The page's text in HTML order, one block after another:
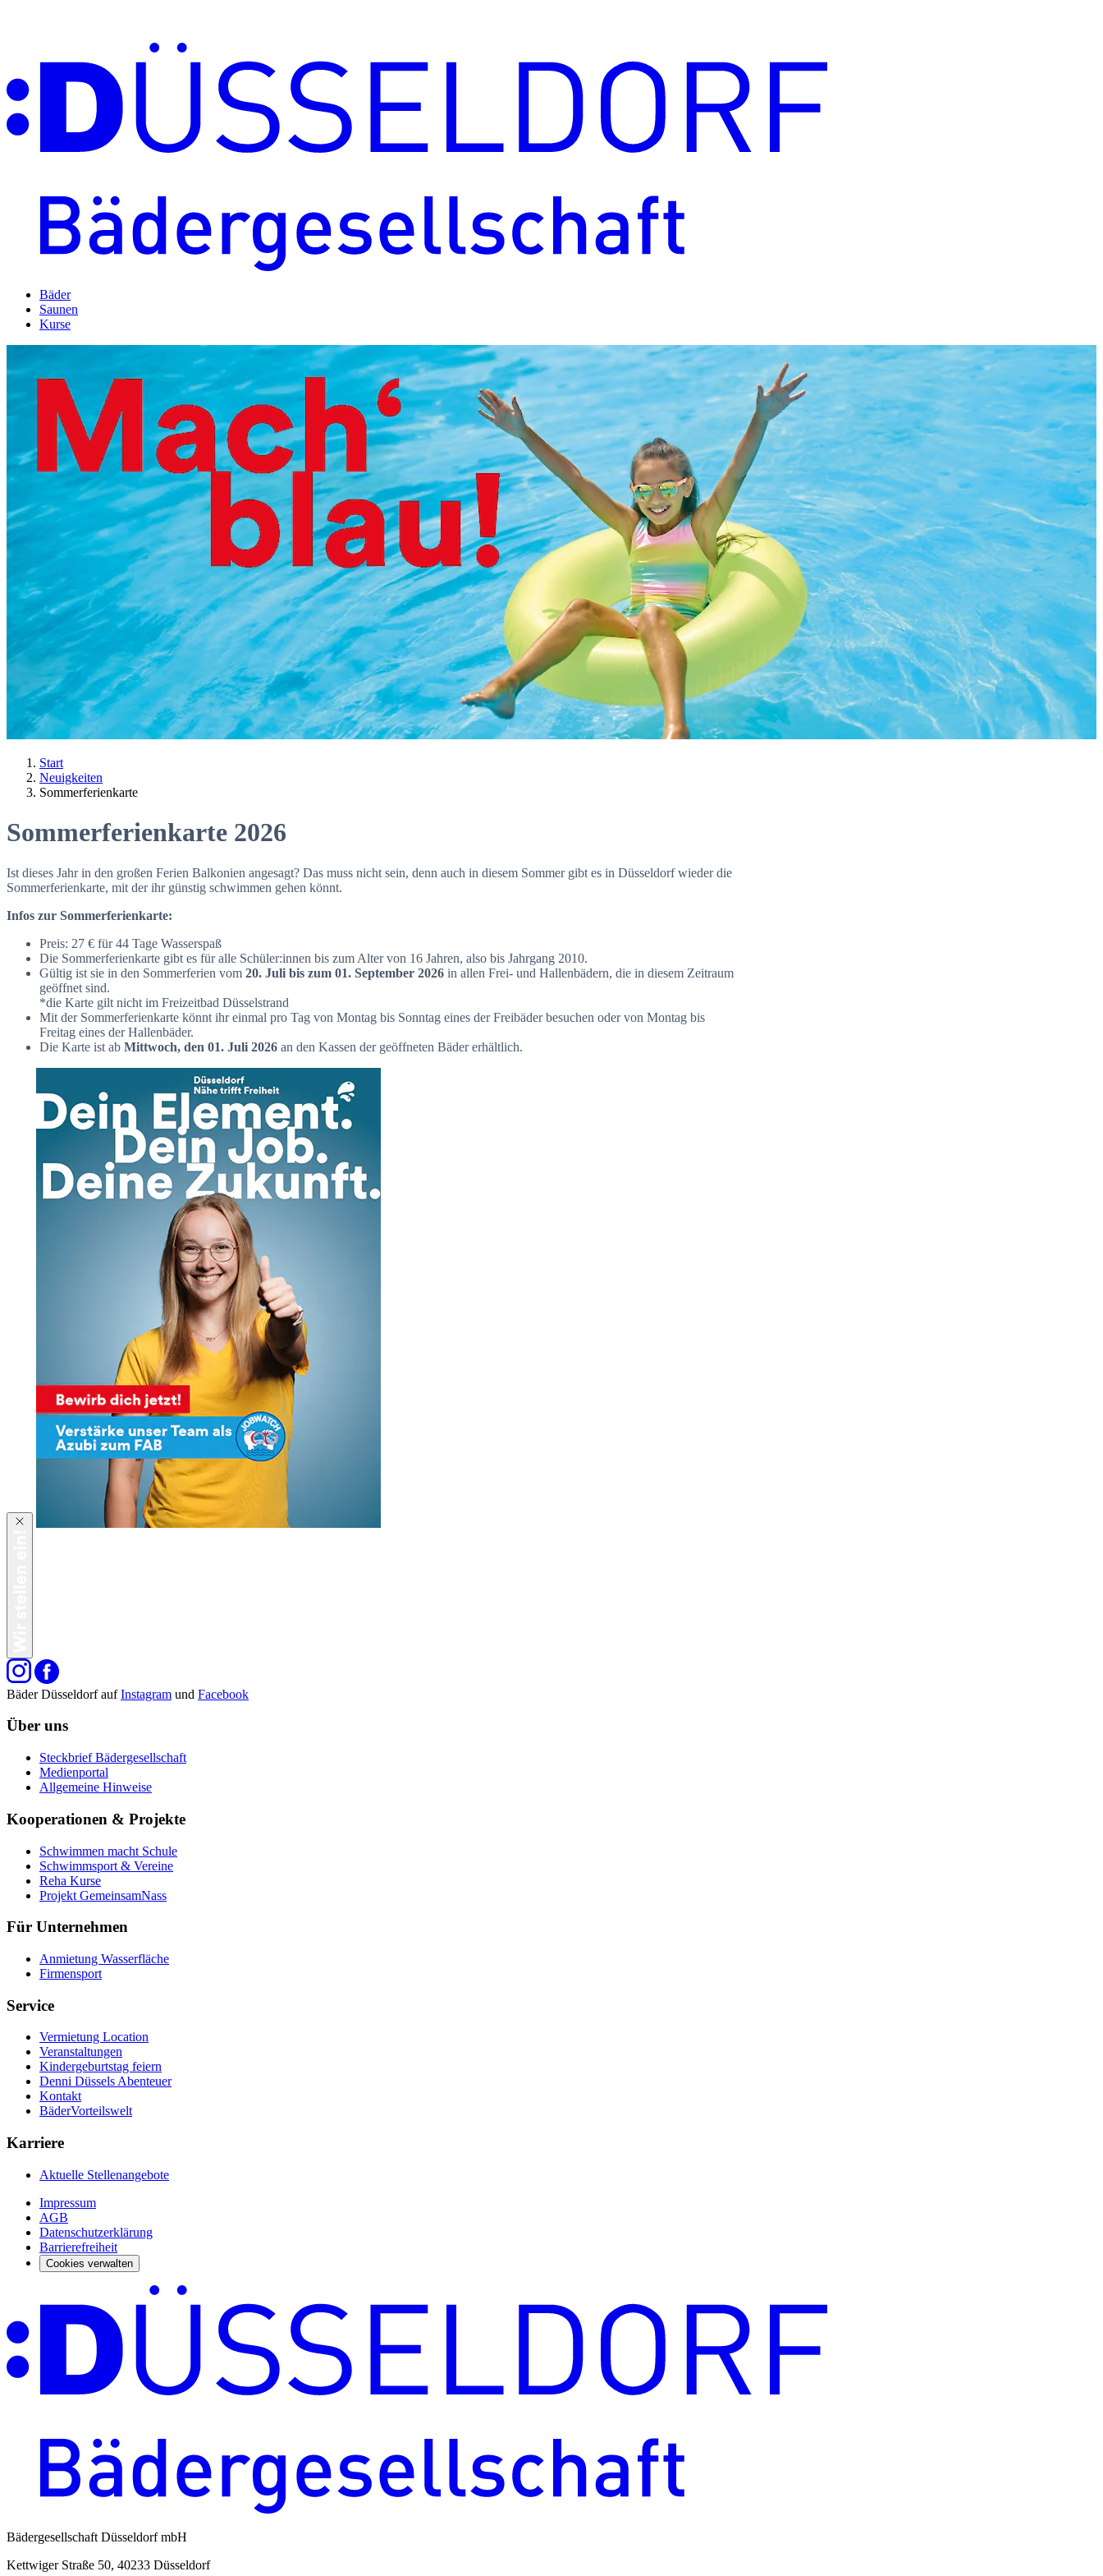
Bäder
Saunen
Kurse
Start
Neuigkeiten
Sommerferienkarte
Sommerferienkarte 2026
Ist dieses Jahr in den großen Ferien Balkonien angesagt? Das muss nicht sein, denn auch in diesem Sommer gibt es in Düsseldorf wieder die
Sommerferienkarte, mit der ihr günstig schwimmen gehen könnt.
Infos zur Sommerferienkarte:
Preis: 27 € für 44 Tage Wasserspaß
Die Sommerferienkarte gibt es für alle Schüler:innen bis zum Alter von 16 Jahren, also bis Jahrgang 2010.
Gültig ist sie in den Sommerferien vom 20. Juli bis zum 01. September 2026 in allen Frei- und Hallenbädern, die in diesem Zeitraum
geöffnet sind.
*die Karte gilt nicht im Freizeitbad Düsselstrand
Mit der Sommerferienkarte könnt ihr einmal pro Tag von Montag bis Sonntag eines der Freibäder besuchen oder von Montag bis
Freitag eines der Hallenbäder.
Die Karte ist ab Mittwoch, den 01. Juli 2026 an den Kassen der geöffneten Bäder erhältlich.
Bäder Düsseldorf aufInstagram und Facebook
Über uns
Steckbrief Bädergesellschaft
Medienportal
Allgemeine Hinweise
Kooperationen & Projekte
Schwimmen macht Schule
Schwimmsport & Vereine
Reha Kurse
Projekt GemeinsamNass
Für Unternehmen
Anmietung Wasserfläche
Firmensport
Service
Vermietung Location
Veranstaltungen
Kindergeburtstag feiern
Denni Düssels Abenteuer
Kontakt
BäderVorteilswelt
Karriere
Aktuelle Stellenangebote
Impressum
AGB
Datenschutzerklärung
Barrierefreiheit
Cookies verwalten
Bädergesellschaft Düsseldorf mbH
Kettwiger Straße 50, 40233 Düsseldorf